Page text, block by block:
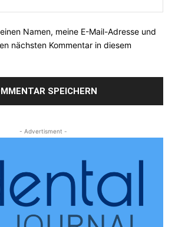
Namen, meine E-Mail-Adresse und
nächsten Kommentar in diesem
- Advertisment -